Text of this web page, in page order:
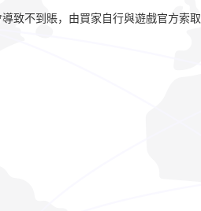
致不到賬，由買家自行與遊戲官方索取